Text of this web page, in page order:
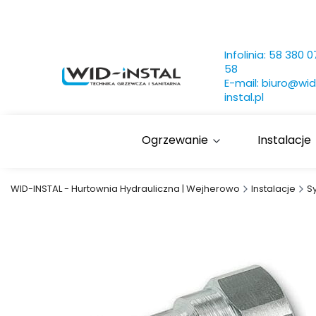
Infolinia: 58 380
58
E-mail:
instal.pl
Ogrzewanie Instalacje
WID-INSTAL - Hurtownia Hydrauliczna | Wejherowo Instalacje